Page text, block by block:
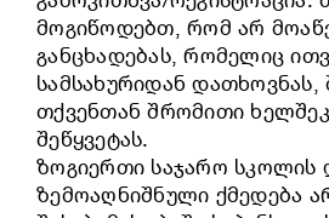
მოგიწოდებთ, რომ არ
განცხადებას, რომელიც
სამსახურიდან დათხოვნას,
თქვენთან შრომითი
შეწყვეტას.
ზოგიერთი საჯარო სკოლის
ზემოაღნიშნული ქმედება